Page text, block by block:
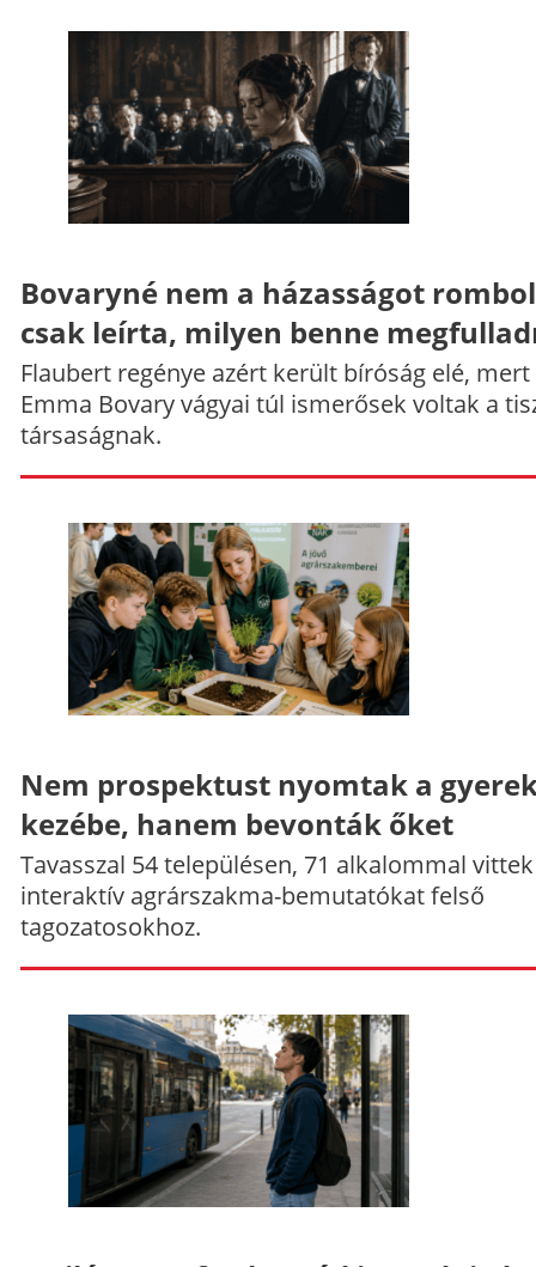
Bovaryné nem a házasságot
csak leírta, milyen benne
Flaubert regénye azért került bíróság elé, mert
Emma Bovary vágyai túl ismerősek voltak a
társaságnak.
Nem prospektust nyomtak a
kezébe, hanem bevonták őket
Tavasszal 54 településen, 71 alkalommal vittek
interaktív agrárszakma-bemutatókat felső
tagozatosokhoz.